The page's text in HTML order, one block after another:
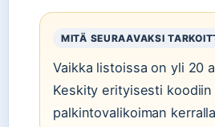
MITÄ SEURAAVAKSI
Vaikka listoissa on yli 20
Keskity erityisesti
palkintovalikoiman